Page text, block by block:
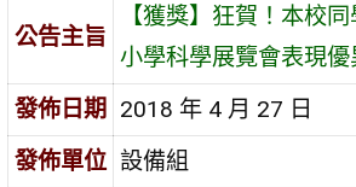
公告主旨
【獲獎】狂賀！本校
小學科學展覽會表現優
發佈日期
2018 年 4 月 27 日
發佈單位 設備組